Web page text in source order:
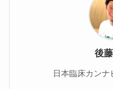
後
日本臨床カンナ